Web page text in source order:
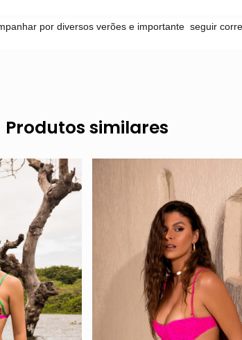
por diversos verões e importante seguir
Produtos similares